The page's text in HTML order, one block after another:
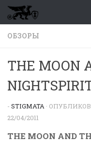
Перейти к
ОБЗОРЫ
THE MOON
- STIGMATA ·
22/04/2011
THE MOON AND